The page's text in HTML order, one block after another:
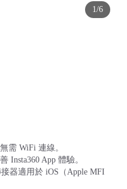
1/6
需 WiFi 連線。
Insta360 App 體驗。
器適用於 iOS（Apple MFI